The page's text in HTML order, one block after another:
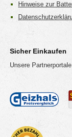
Hinweise zur
Sicher Einkaufen
Unsere Partnerportale